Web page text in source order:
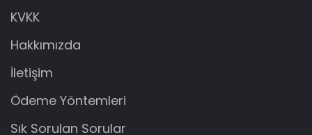
KVKK
Hakkımızda
İletişim
Ödeme Yöntemleri
Sık Sorulan Sorular